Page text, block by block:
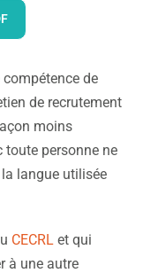
de
de recrutement
moins
toute personne ne
langue utilisée
CECRL et qui
à une autre